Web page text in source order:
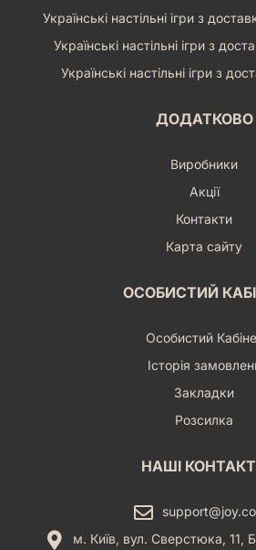
Українські настільні ігри з
Українські настільні ігри з
Українські настільні ігри з
ДОДАТКОВО
Виробники
Акції
Контакти
Карта сайту
ОСОБИСТИЙ
Особистий
Історія
Закладки
Розсилка
НАШІ
м. Київ, вул. Сверстюка, 11,